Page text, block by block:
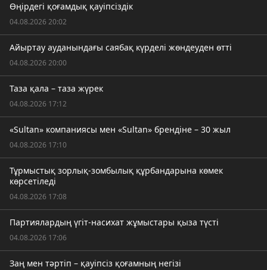
Өңірдегі қоғамдық қауіпсіздік
04.08.2026 20:02
Айыртау ауданындағы саябақ күрделі жөндеуден өтті
04.08.2026 20:00
Таза қала – таза жүрек
04.08.2026 17:12
«Sultan» компаниясы мен «Sultan» брендіне – 30 жыл
04.08.2026 17:10
Тұрмыстық зорлық-зомбылық құрбандарына көмек
көрсетіледі
04.08.2026 17:08
Партиялардың үгіт-насихат жұмыстары қыза түсті
04.08.2026 17:06
Заң мен тәртіп – қауіпсіз қоғамның негізі